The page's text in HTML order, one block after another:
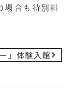
場合も特別料
」体験入館